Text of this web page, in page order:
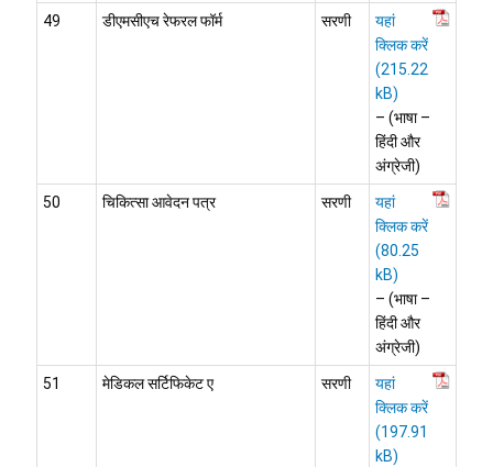
49 डीएमसीएच रेफरल फॉर्म सरणी
यहां
क्लिक करें
– (भाषा –
हिंदी और
अंग्रेजी)
50 चिकित्सा आवेदन पत्र सरणी
यहां
क्लिक करें
– (भाषा –
हिंदी और
अंग्रेजी)
51 मेडिकल सर्टिफिकेट ए सरणी
यहां
क्लिक करें